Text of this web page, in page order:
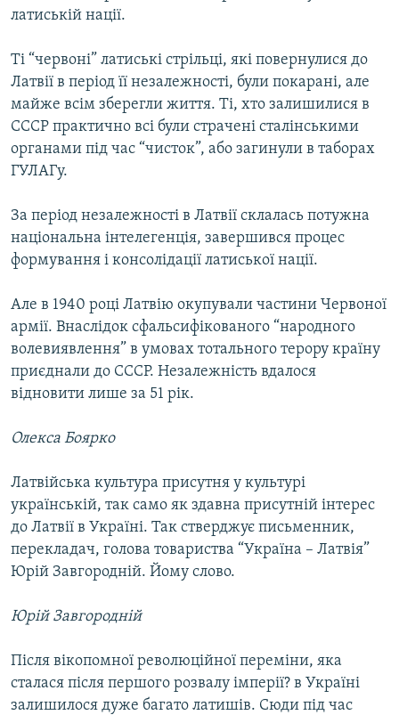
латиській нації.
Ті “червоні” латиські стрільці, які повернулися до
Латвії в період її незалежності, були покарані, але
майже всім зберегли життя. Ті, хто залишилися в
СССР практично всі були страчені сталінськими
органами під час “чисток”, або загинули в таборах
ГУЛАГу.
За період незалежності в Латвії склалась потужна
національна інтелегенція, завершився процес
формування і консолідації латиської нації.
Але в 1940 році Латвію окупували частини Червоної
армії. Внаслідок сфальсифікованого “народного
волевиявлення” в умовах тотального терору країну
приєднали до СССР. Незалежність вдалося
відновити лише за 51 рік.
Олекса Боярко
Латвійська культура присутня у культурі
українській, так само як здавна присутній інтерес
до Латвії в Україні. Так стверджує письменник,
перекладач, голова товариства “Україна – Латвія”
Юрій Завгородній. Йому слово.
Юрій Завгородній
Після вікопомної революційної переміни, яка
сталася після першого розвалу імперії? в Україні
залишилося дуже багато латишів. Сюди під час